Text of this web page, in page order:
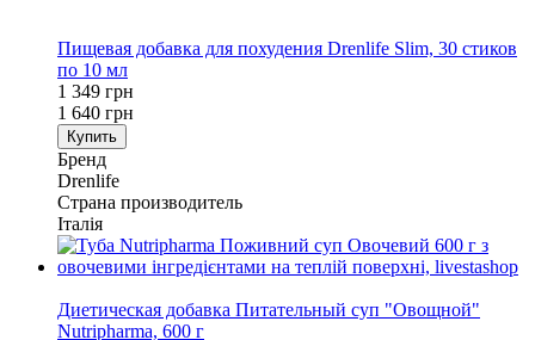
Пищевая добавка для похудения Drenlife Slim, 30 стиков
по 10 мл
1 349 грн
1 640 грн
Купить
Бренд
Drenlife
Страна производитель
Італія
Диетическая добавка Питательный суп "Овощной"
Nutripharma, 600 г